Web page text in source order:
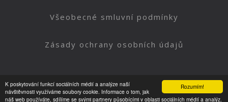
Rozumím!
K poskytování funkcí sociálních médií a analýze naší
návštěvnosti využíváme soubory cookie. Informace o tom, jak
náš web používáte, sdílíme se svými partnery působícími v oblasti sociálních médií a analýz.
Všeobecné smluvní podmínky
Zásady ochrany osobních údajů
Nahoru